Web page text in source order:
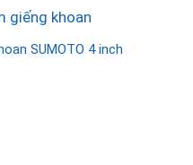
SUMOTO 4 inch